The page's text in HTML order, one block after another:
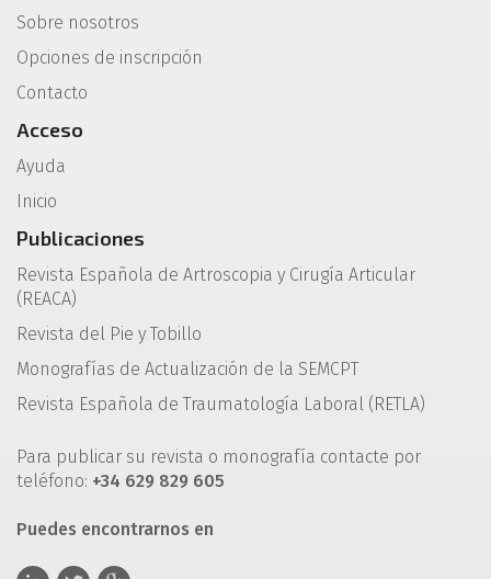
Sobre nosotros
Opciones de inscripción
Contacto
Acceso
Ayuda
Inicio
Publicaciones
Revista Española de Artroscopia y Cirugía Articular
(REACA)
Revista del Pie y Tobillo
Monografías de Actualización de la SEMCPT
Revista Española de Traumatología Laboral (RETLA)
Para publicar su revista o monografía contacte por
teléfono: +34 629 829 605
Puedes encontrarnos en